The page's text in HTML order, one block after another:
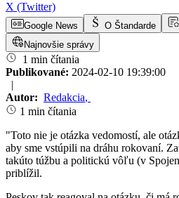
X (Twitter)
Google News O Štandarde
Najnovšie správy
1 min čítania
Publikované: 2024-02-10 19:39:00
|
Autor: Redakcia,
1 min čítania
"Toto nie je otázka vedomostí, ale
aby sme vstúpili na dráhu rokovaní.
takúto túžbu a politickú vôľu (v
priblížil.